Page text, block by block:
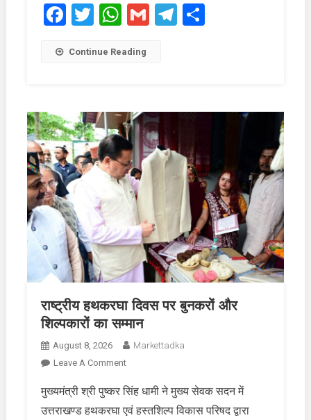
Facebook
Twitter
WhatsApp
GmailTelegram
Share
Continue Reading
राष्ट्रीय हथकरघा दिवस पर बुनकरों और
शिल्पकारों का सम्मान
August 8, 2026
Markettadka
Leave A CommentOn
हथकरघा
दिवस
मुख्यमंत्री श्री पुष्कर सिंह धामी ने मुख्य सेवक सदन में
उत्तराखण्ड हथकरघा एवं हस्तशिल्प विकास परिषद द्वारा